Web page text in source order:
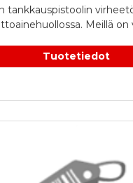
tankkauspistoolin
Meillä on
Tuotetiedot